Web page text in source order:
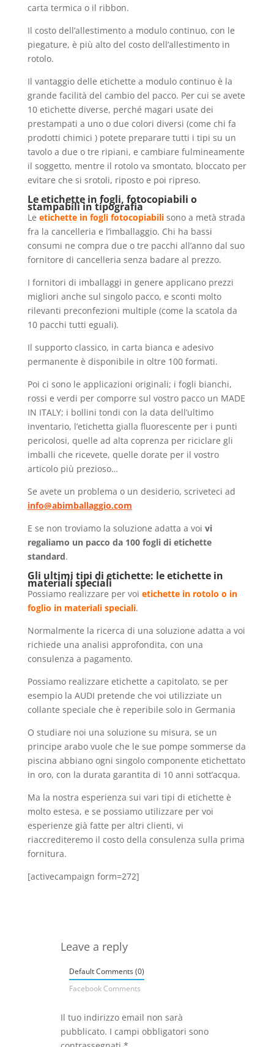
carta termica o il ribbon.
Il costo dell’allestimento a modulo continuo, con le
piegature, è più alto del costo dell’allestimento in
rotolo.
Il vantaggio delle etichette a modulo continuo è la
grande facilità del cambio del pacco. Per cui se avete
10 etichette diverse, perché magari usate dei
prestampati a uno o due colori diversi (come chi fa
prodotti chimici ) potete preparare tutti i tipi su un
tavolo a due o tre ripiani, e cambiare fulmineamente
il soggetto, mentre il rotolo va smontato, bloccato per
evitare che si srotoli, riposto e poi ripreso.
Le etichette in fogli, fotocopiabili o
stampabili in tipografia
Le etichette in fogli fotocopiabilisono a metà strada
fra la cancelleria e l’imballaggio. Chi ha bassi
consumi ne compra due o tre pacchi all’anno dal suo
fornitore di cancelleria senza badare al prezzo.
I fornitori di imballaggi in genere applicano prezzi
migliori anche sul singolo pacco, e sconti molto
rilevanti preconfezioni multiple (come la scatola da
10 pacchi tutti eguali).
Il supporto classico, in carta bianca e adesivo
permanente è disponibile in oltre 100 formati.
Poi ci sono le applicazioni originali; i fogli bianchi,
rossi e verdi per comporre sul vostro pacco un MADE
IN ITALY; i bollini tondi con la data dell’ultimo
inventario, l’etichetta gialla fluorescente per i punti
pericolosi, quelle ad alta coprenza per riciclare gli
imballi che ricevete, quelle dorate per il vostro
articolo più prezioso…
Se avete un problema o un desiderio, scriveteci ad
info@abimballaggio.com
E se non troviamo la soluzione adatta a voi vi
regaliamo un pacco da 100 fogli di etichette
standard.
Gli ultimi tipi di etichette: le etichette in
materiali speciali
Possiamo realizzare per voi etichette in rotolo o in
foglio in materiali speciali.
Normalmente la ricerca di una soluzione adatta a voi
richiede una analisi approfondita, con una
consulenza a pagamento.
Possiamo realizzare etichette a capitolato, se per
esempio la AUDI pretende che voi utilizziate un
collante speciale che è reperibile solo in Germania
O studiare noi una soluzione su misura, se un
principe arabo vuole che le sue pompe sommerse da
piscina abbiano ogni singolo componente etichettato
in oro, con la durata garantita di 10 anni sott’acqua.
Ma la nostra esperienza sui vari tipi di etichette è
molto estesa, e se possiamo utilizzare per voi
esperienze già fatte per altri clienti, vi
riaccrediteremo il costo della consulenza sulla prima
fornitura.
[activecampaign form=272]
Leave a reply
Default Comments (0)
Facebook Comments
Il tuo indirizzo email non sarà
pubblicato. I campi obbligatori sono